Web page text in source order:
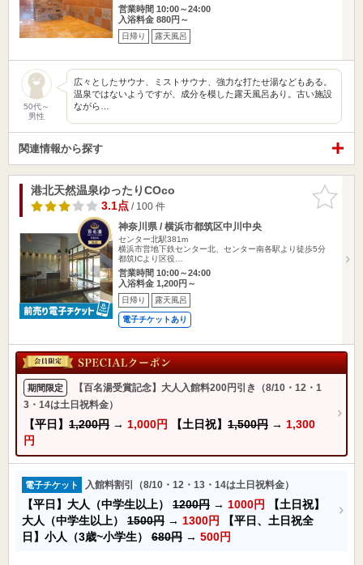
営業時間 10:00～24:00
入浴料金 880円～
日帰り 露天風呂
50代～
男性
広々としたサウナ、ミストサウナ、強力な打たせ湯などもある。
温泉ではないようですが、成分を模した露天風呂あり。古い施設
ながら…
関連情報から探す
お気に入
りに追加
港北天然温泉ゆったりCOco
3.1点/ 100 件
神奈川県 / 横浜市都筑区中川中央
センター北駅381m
横浜市営地下鉄センター北、センター南各駅より徒歩5分
都筑ICより区役…
営業時間 10:00～24:00
入浴料金 1,200円～
日帰り 露天風呂
電子チケットあり
期間限定
【百名湯受賞記念】大人入館料200円引き（8/10・12・1
3・14は土日祝料金）
【平日】 1,200円 → 1,000円 【土日祝】 1,500円 → 1,300
円
電子チケット 入館料割引（8/10・12・13・14は土日祝料金）
【平日】大人（中学生以上） 1200円 → 1000円
【土日祝】
大人（中学生以上） 1500円 → 1300円
【平日、土日祝全
日】小人（3歳~小学生） 680円 → 500円